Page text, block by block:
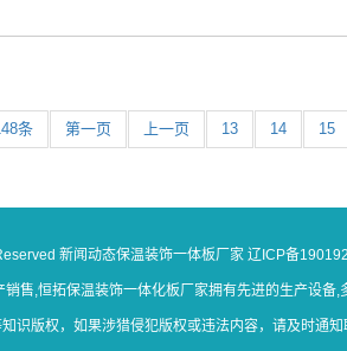
条 第一页 上一页 13 14 15
新闻动态保温装饰一体板厂家 辽ICP备
售,恒拓保温装饰一体化板厂家拥有先进的生产设
识版权，如果涉猎侵犯版权或违法内容，请及时通